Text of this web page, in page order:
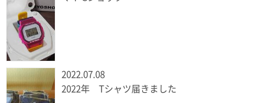
2022.07.08
2022年 Tシャツ届きました